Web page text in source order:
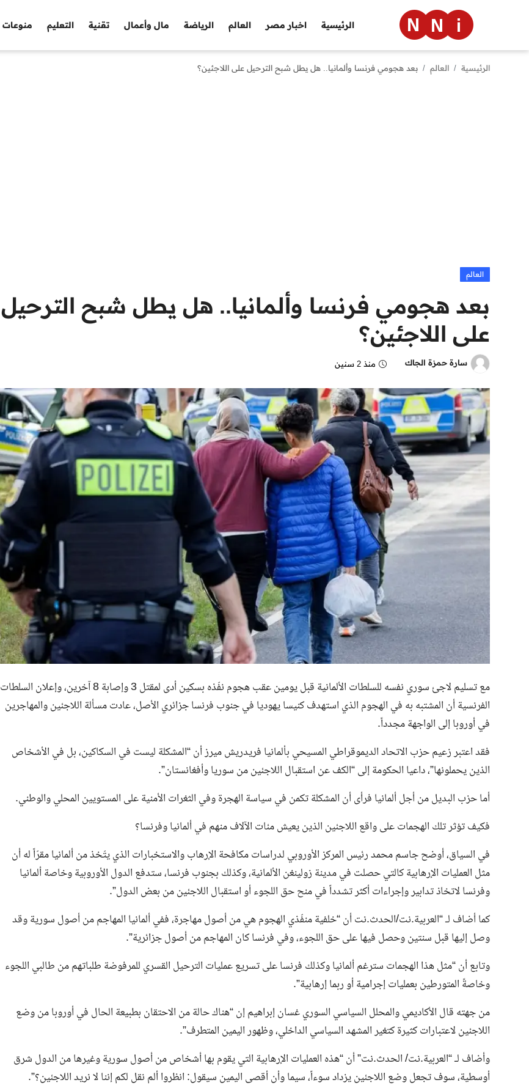
الرئيسية اخبار مصر العالم الرياضة مال وأعمال تقنية التعليم منوعات
منوعات
الرئيسية العالم بعد هجومي فرنسا وألمانيا.. هل يطل شبح الترحيل على اللاجئين؟
العالم
بعد هجومي فرنسا وألمانيا.. هل يطل شبح الترحيل
على اللاجئين؟
سارة حمزة الجاك منذ 2 سنين
مع تسليم لاجئ سوري نفسه للسلطات الألمانية قبل يومين عقب هجوم نفّذه بسكين أدى لمقتل 3 وإصابة 8 آخرين، وإعلان السلطات
الفرنسية أن المشتبه به في الهجوم الذي استهدف كنيسا يهوديا في جنوب فرنسا جزائري الأصل، عادت مسألة اللاجئين والمهاجرين
في أوروبا إلى الواجهة مجدداً.
فقد اعتبر زعيم حزب الاتحاد الديموقراطي المسيحي بألمانيا فريدريش ميرز أن “المشكلة ليست في السكاكين، بل في الأشخاص
الذين يحملونها”، داعيا الحكومة إلى “الكف عن استقبال اللاجئين من سوريا وأفغانستان”.
أما حزب البديل من أجل ألمانيا فرأى أن المشكلة تكمن في سياسة الهجرة وفي الثغرات الأمنية على المستويين المحلي والوطني.
فكيف تؤثر تلك الهجمات على واقع اللاجئين الذين يعيش مئات الآلاف منهم في ألمانيا وفرنسا؟
في السياق، أوضح جاسم محمد رئيس المركز الأوروبي لدراسات مكافحة الإرهاب والاستخبارات الذي يتّخذ من ألمانيا مقرّاً له أن
مثل العمليات الإرهابية كالتي حصلت في مدينة زولينغن الألمانية، وكذلك بجنوب فرنسا، ستدفع الدول الأوروبية وخاصة ألمانيا
وفرنسا لاتخاذ تدابير وإجراءات أكثر تشدداً في منح حق اللجوء أو استقبال اللاجئين من بعض الدول”.
كما أضاف لـ “العربية.نت/الحدث.نت أن “خلفية منفّذي الهجوم هي من أصول مهاجرة، ففي ألمانيا المهاجم من أصول سورية وقد
وصل إليها قبل سنتين وحصل فيها على حق اللجوء، وفي فرنسا كان المهاجم من أصول جزائرية”.
وتابع أن “مثل هذا الهجمات سترغم ألمانيا وكذلك فرنسا على تسريع عمليات الترحيل القسري للمرفوضة طلباتهم من طالبي اللجوء
وخاصةً المتورطين بعمليات إجرامية أو ربما إرهابية”.
من جهته قال الأكاديمي والمحلل السياسي السوري غسان إبراهيم إن “هناك حالة من الاحتقان بطبيعة الحال في أوروبا من وضع
اللاجئين لاعتبارات كثيرة كتغير المشهد السياسي الداخلي، وظهور اليمين المتطرف”.
وأضاف لـ “العربية.نت/ الحدث.نت” أن “هذه العمليات الإرهابية التي يقوم بها أشخاص من أصول سورية وغيرها من الدول شرق
أوسطية، سوف تجعل وضع اللاجئين يزداد سوءاً، سيما وأن أقصى اليمين سيقول: انظروا ألم نقل لكم إننا لا نريد اللاجئين؟”.